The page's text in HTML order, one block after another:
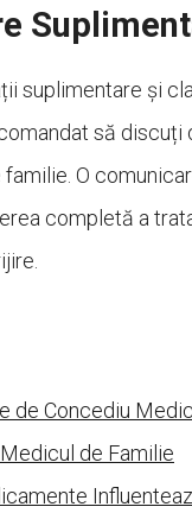
suplimentare și
să discuți
O
completă a
de Concediu
de Familie